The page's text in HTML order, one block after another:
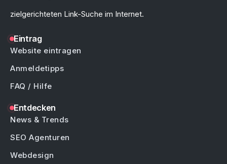
zielgerichteten Link-Suche im Internet.
Eintrag
Website eintragen
Anmeldetipps
FAQ / Hilfe
Entdecken
News & Trends
SEO Agenturen
Webdesign